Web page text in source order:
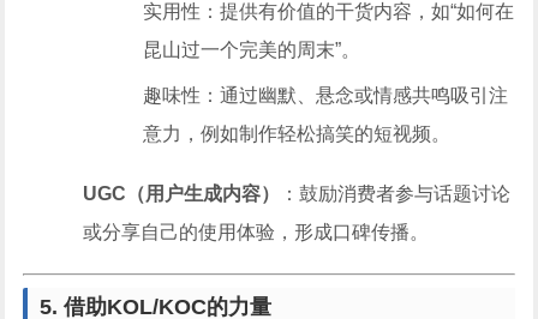
实用性：提供有价值的干货内容，如“如何在
昆山过一个完美的周末”。
趣味性：通过幽默、悬念或情感共鸣吸引注
意力，例如制作轻松搞笑的短视频。
UGC（用户生成内容）
：鼓励消费者参与话题讨论
或分享自己的使用体验，形成口碑传播。
5. 借助KOL/KOC的力量